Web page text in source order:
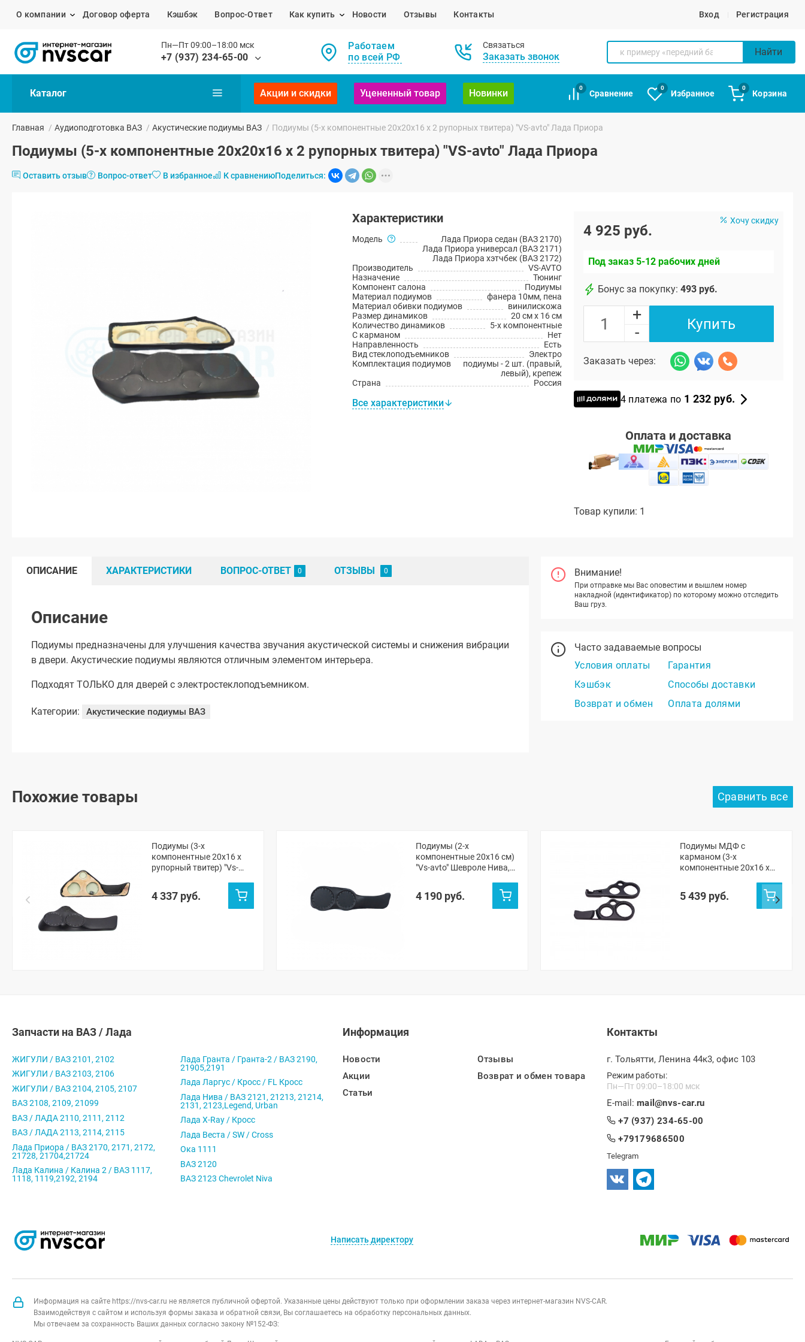
О компании Договор оферта Кэшбэк Вопрос-Ответ Как купить Новости Отзывы Контакты Вход Регистрация
Пн—Пт 09:00–18:00 мск
+7 (937) 234-65-00
Работаем
по всей РФ
Связаться
Заказать звонок Найти
Каталог Акции и скидки Уцененный товар Новинки
0
Сравнение
0
Избранное
0
Корзина
Главная / Аудиоподготовка ВАЗ / Акустические подиумы ВАЗ / Подиумы (5-х компонентные 20x20x16 x 2 рупорных твитера) "VS-avto" Лада Приора
Подиумы (5-х компонентные 20x20x16 x 2 рупорных твитера) "VS-avto" Лада Приора
Оставить отзыв Вопрос-ответ В избранное К сравнениюПоделиться:
Характеристики
Модель
Лада Приора седан (ВАЗ 2170)
Лада Приора универсал (ВАЗ 2171)
Лада Приора хэтчбек (ВАЗ 2172)
Производитель
VS-AVTO
Назначение
Тюнинг
Компонент салона
Подиумы
Материал подиумов
фанера 10мм, пена
Материал обивки подиумов
винилискожа
Размер динамиков
20 см x 16 см
Количество динамиков
5-х компонентные
С карманом
Нет
Направленность
Есть
Вид стеклоподъемников
Электро
Комплектация подиумов
подиумы - 2 шт. (правый,
левый), крепеж
Страна
Россия
Все характеристики
Хочу скидку
4 925 руб.
Под заказ 5-12 рабочих дней
Бонус за покупку: 493 руб.
+
-
Купить
Заказать через:
4 платежа по 1 232 руб.
Оплата и доставка
Товар купили: 1
Внимание!
При отправке мы Вас оповестим и вышлем номер
накладной (идентификатор) по которому можно отследить
Ваш груз.
Часто задаваемые вопросы
Условия оплаты
Гарантия
Кэшбэк
Способы доставки
Возврат и обмен
Оплата долями
ОПИСАНИЕ ХАРАКТЕРИСТИКИ ВОПРОС-ОТВЕТ ОТЗЫВЫ
Описание
Подиумы предназначены для улучшения качества звучания акустической системы и снижения вибрации
в двери. Акустические подиумы являются отличным элементом интерьера.
Подходят ТОЛЬКО для дверей с электростеклоподъемником.
Категории: Акустические подиумы ВАЗ
Похожие товары
Подиумы (3-х
компонентные 20x16 x
рупорный твитер) "Vs-
4 337 руб.
Подиумы (2-х
компонентные 20x16 см)
"Vs-avto" Шевроле Нива,
4 190 руб.
Подиумы МДФ с
карманом (3-х
компонентные 20x16 x
avto" ВАЗ 2101, 2105-07,
Нива ЧПУ
5 439 руб.
Запчасти на ВАЗ / Лада
ЖИГУЛИ / ВАЗ 2101, 2102
ЖИГУЛИ / ВАЗ 2103, 2106
ЖИГУЛИ / ВАЗ 2104, 2105, 2107
ВАЗ 2108, 2109, 21099
ВАЗ / ЛАДА 2110, 2111, 2112
ВАЗ / ЛАДА 2113, 2114, 2115
Лада Приора / ВАЗ 2170, 2171, 2172,
21728, 21704,21724
Лада Калина / Калина 2 / ВАЗ 1117,
1118, 1119,2192, 2194
Лада Гранта / Гранта-2 / ВАЗ 2190,
21905,2191
Лада Ларгус / Кросс / FL Кросс
Лада Нива / ВАЗ 2121, 21213, 21214,
2131, 2123,Legend, Urban
Лада X-Ray / Кросс
Лада Веста / SW / Cross
Ока 1111
ВАЗ 2120
ВАЗ 2123 Chevrolet Niva
Информация
Новости
Акции
Статьи
Отзывы
Возврат и обмен товара
Контакты
г. Тольятти, Ленина 44к3, офис 103
Режим работы:
Пн—Пт 09:00–18:00 мск
E-mail: mail@nvs-car.ru
+7 (937) 234-65-00
+79179686500
Telegram
Написать директору
Информация на сайте https://nvs-car.ru не является публичной офертой. Указанные цены действуют только при оформлении заказа через интернет-магазин NVS-CAR.
Взаимодействуя с сайтом и используя формы заказа и обратной связи, Вы соглашаетесь на обработку персональных данных.
Мы отвечаем за сохранность Ваших данных согласно закону №152-ФЗ: